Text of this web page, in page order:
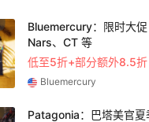
Bluemercury：限时大促
Nars、CT 等
低至5折+部分额外8.5折
Bluemercury
Patagonia：巴塔美官